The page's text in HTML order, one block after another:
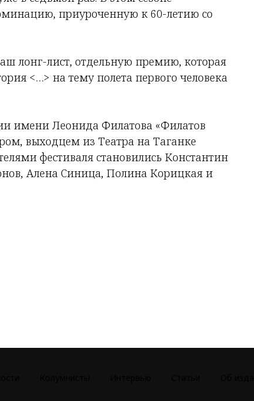
приуроченную к 60-летию со
лонг-лист, отдельную премию, которая
<…> на тему полета первого человека
имени Леонида Филатова «Филатов
выходцем из Театра на Таганке
фестиваля становились Константин
Алена Синица, Полина Корицкая и